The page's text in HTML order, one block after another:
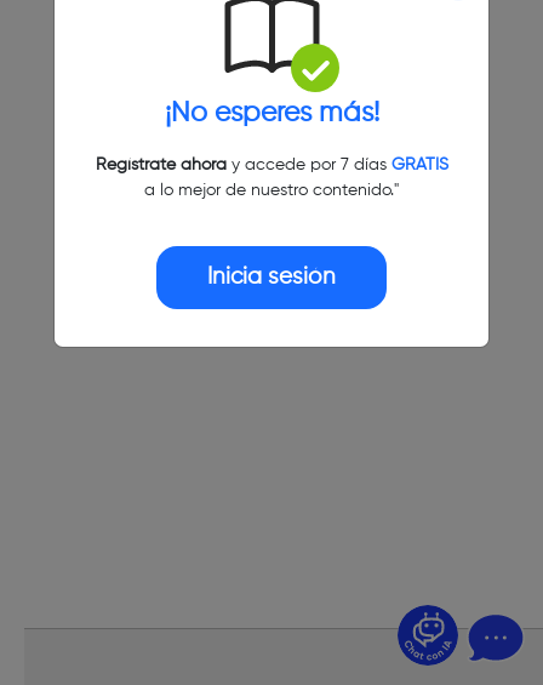
¡No esperes más!
Regístrate ahoray accede por 7 días GRATIS
a lo mejor de nuestro contenido."
Inicia sesión